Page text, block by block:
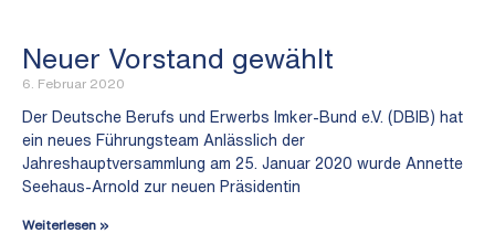
Neuer Vorstand gewählt
6. Februar 2020
Der Deutsche Berufs und Erwerbs Imker-Bund e.V. (DBIB) hat
ein neues Führungsteam Anlässlich der
Jahreshauptversammlung am 25. Januar 2020 wurde Annette
Seehaus-Arnold zur neuen Präsidentin
Weiterlesen »